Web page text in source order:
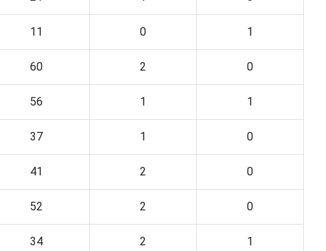
11 0 1
60 2 0
56 1 1
37 1 0
41 2 0
52 2 0
34 2 1